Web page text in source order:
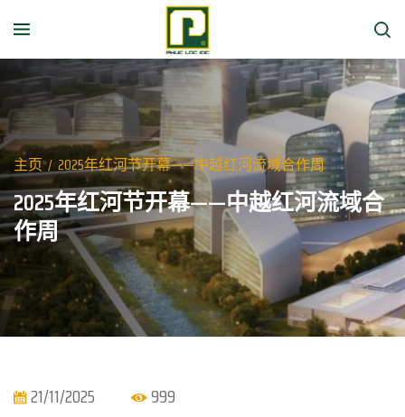
主页/2025年红河节开幕——中越红河流域合作周
2025年红河节开幕——中越红河流域合
作周
21/11/2025 999